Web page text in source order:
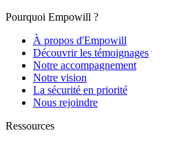
Pourquoi Empowill ?
À propos d'Empowill
Découvrir les témoignages
Notre accompagnement
Notre vision
La sécurité en priorité
Nous rejoindre
Ressources